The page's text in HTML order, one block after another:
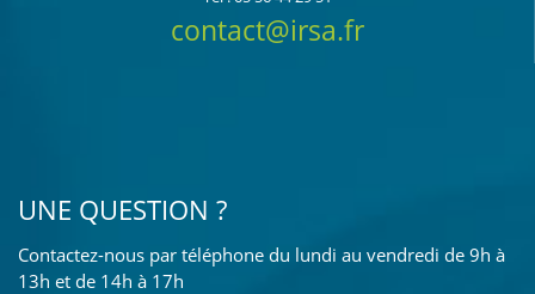
contact@irsa.fr
UNE QUESTION ?
Contactez-nous par téléphone du lundi au vendredi de 9h à
13h et de 14h à 17h